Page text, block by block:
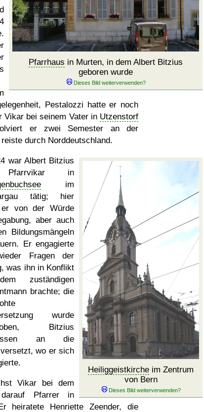
Pfarrhaus in Murten, in dem Albert Bitzius
geboren wurde
Pestalozzi hatte er noch
Vikar bei seinem Vater in Utzenstorf
er zwei Semester an der
durch Norddeutschland.
Heiliggeistkirche im Zentrum
von Bern
war Albert Bitzius
in
im
tätig; hier
von der Würde
aber auch
Bildungsmängeln
Er engagierte
Fragen der
was ihn in Konflikt
zuständigen
brachte; die
wurde
Bitzius
an die
wo er sich
Vikar bei dem
Pfarrer in
heiratete Henriette Zeender, die